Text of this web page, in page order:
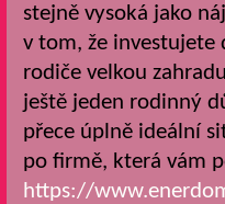
stejně vysoká jako
v tom, že investujete
rodiče velkou
ještě jeden rodinný
přece úplně ideální
po firmě, která vám
https://